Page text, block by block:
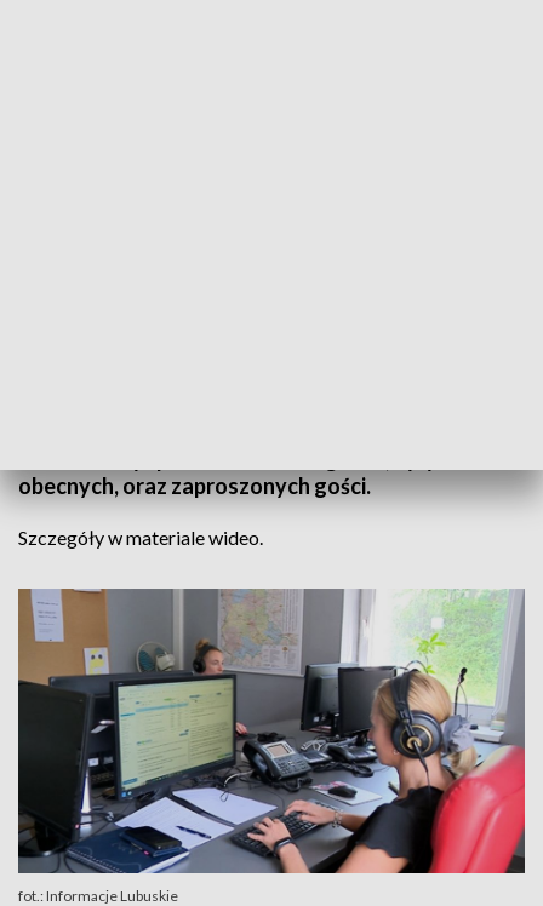
obecnych, oraz zaproszonych gości.
Szczegóły w materiale wideo.
fot.: Informacje Lubuskie